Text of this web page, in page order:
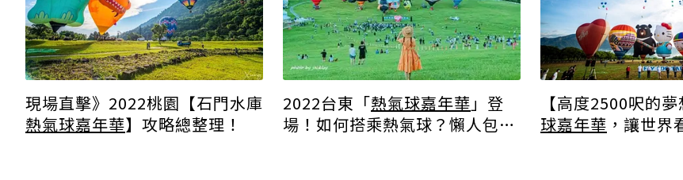
現場直擊》2022桃園【石門水庫
熱氣球嘉年華】攻略總整理！
2022台東「熱氣球嘉年華 」登
場！如何搭乘熱氣球？懶人包一
【高度2500呎的
球嘉年華 ，讓世界